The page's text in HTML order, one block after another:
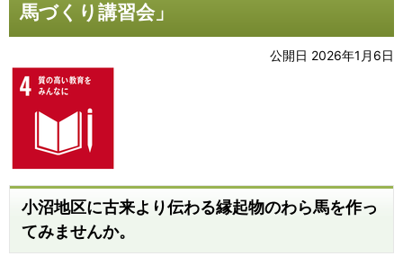
馬づくり講習会」
公開日 2026年1月6日
小沼地区に古来より伝わる縁起物のわら馬を作っ
てみませんか。